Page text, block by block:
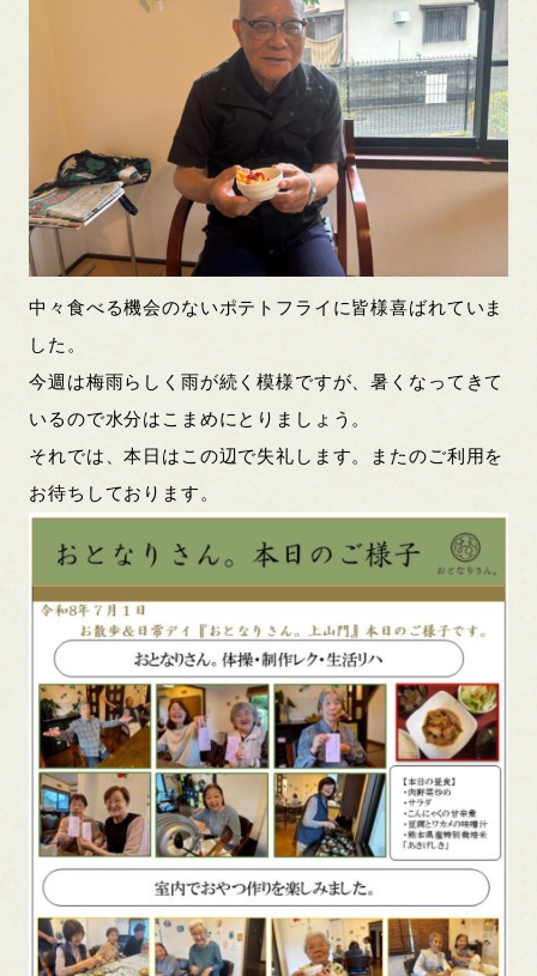
中々食べる機会のないポテトフライに皆様喜ばれていま
した。
今週は梅雨らしく雨が続く模様ですが、暑くなってきて
いるので水分はこまめにとりましょう。
それでは、本日はこの辺で失礼します。またのご利用を
お待ちしております。